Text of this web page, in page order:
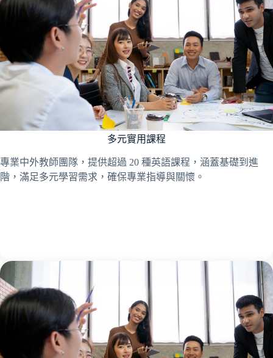
多元實用課程
專業中外教師團隊，提供超過 20 種英語課程，涵蓋基礎到進
階，滿足多元學習需求，確保專業指導與關懷。